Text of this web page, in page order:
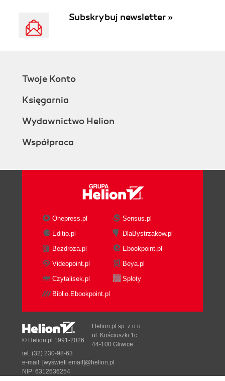
Subskrybuj newsletter »
Twoje Konto
Księgarnia
Wydawnictwo Helion
Współpraca
Onepress.pl
Sensus.pl
Editio.pl
DlaBystrzakow.pl
Bezdroza.pl
Ebookpoint.pl
Videopoint.pl
Beya.pl
Czytalisek.pl
Sploty
Biblio.Ebookpoint.pl
© Helion.pl 1991-2026
Helion.pl sp. z o.o.
ul. Kościuszki 1c
44-100 Gliwice
tel. (32) 230-98-63
e-mail: [wyświetl email]@helion.pl
NIP: 6312636254